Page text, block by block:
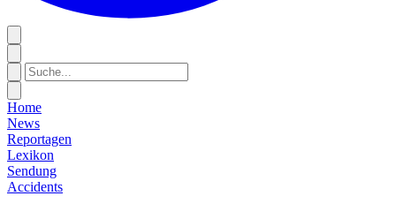
Home
News
Reportagen
Lexikon
Sendung
Accidents